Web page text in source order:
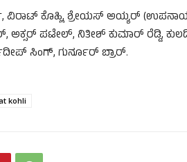
ಕೊಹ್ಲಿ, ಶ್ರೇಯಸ್ ಅಯ್ಯರ್
ಅಕ್ಸರ್ ಪಟೇಲ್, ನಿತೀಶ್ ಕುಮಾರ್ ರೆಡ್ಡಿ,
ಸಿಂಗ್, ಗುರ್ನೂರ್ ಬ್ರಾರ್.
kohli